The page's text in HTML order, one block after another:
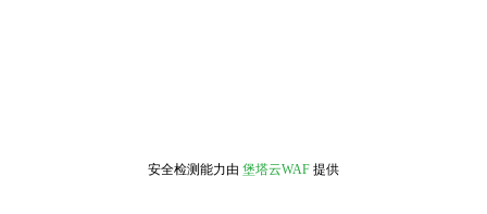
安全检测能力由 堡塔云WAF 提供